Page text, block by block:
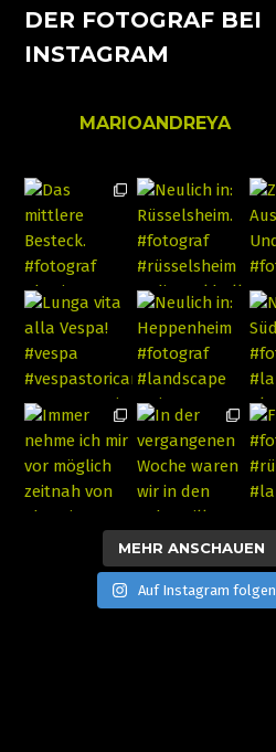
DER FOTOGRAF BEI
INSTAGRAM
MARIOANDREYA
MEHR ANSCHAUEN
Auf Instagram folgen